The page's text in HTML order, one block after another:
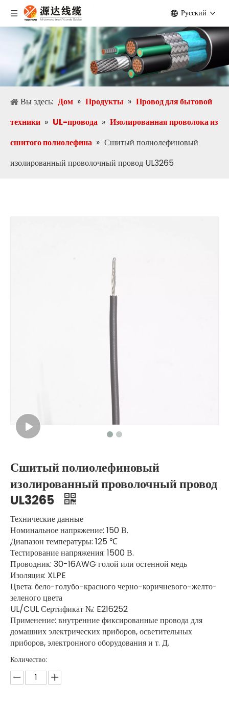
Pусский
Вы здесь: Дом » Продукты » Провод для бытовой
техники » UL-провода » Изолированная проволока из
сшитого полиолефина » Сшитый полиолефиновый
изолированный проволочный провод UL3265
Сшитый полиолефиновый
изолированный проволочный провод
UL3265
Технические данные
Номинальное напряжение: 150 В.
Диапазон температуры: 125 ℃
Тестирование напряжения: 1500 В.
Проводник: 30-16AWG голой или остенной медь
Изоляция: XLPE
Цвета: бело-голубо-красного черно-коричневого-желто-
зеленого цвета
UL/CUL Сертификат №: E216252
Применение: внутренние фиксированные провода для
домашних электрических приборов, осветительных
приборов, электронного оборудования и т. Д.
Количество: